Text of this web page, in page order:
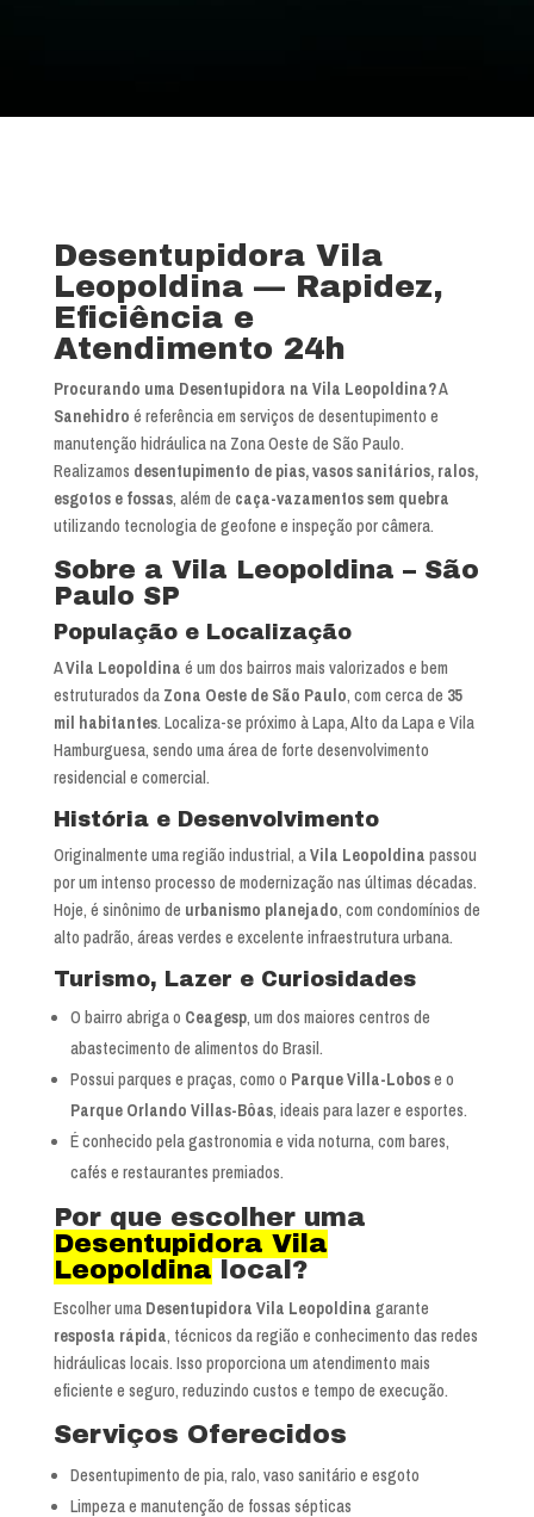
Desentupidora Vila
Leopoldina — Rapidez,
Eficiência e
Atendimento 24h
Procurando uma Desentupidora na Vila Leopoldina?A
Sanehidro é referência em serviços de desentupimento e
manutenção hidráulica na Zona Oeste de São Paulo.
Realizamos desentupimento de pias, vasos sanitários, ralos,
esgotos e fossas, além de caça-vazamentos sem quebra
utilizando tecnologia de geofone e inspeção por câmera.
Sobre a Vila Leopoldina – São
Paulo SP
População e Localização
AVila Leopoldina é um dos bairros mais valorizados e bem
estruturados da Zona Oeste de São Paulo, com cerca de 35
mil habitantes. Localiza-se próximo à Lapa, Alto da Lapa e Vila
Hamburguesa, sendo uma área de forte desenvolvimento
residencial e comercial.
História e Desenvolvimento
Originalmente uma região industrial, aVila Leopoldina passou
por um intenso processo de modernização nas últimas décadas.
Hoje, é sinônimo de urbanismo planejado, com condomínios de
alto padrão, áreas verdes e excelente infraestrutura urbana.
Turismo, Lazer e Curiosidades
O bairro abriga o Ceagesp, um dos maiores centros de
abastecimento de alimentos do Brasil.
Possui parques e praças, como o Parque Villa-Lobose o
Parque Orlando Villas-Bôas, ideais para lazer e esportes.
É conhecido pela gastronomia e vida noturna, com bares,
cafés e restaurantes premiados.
Por que escolher uma
Desentupidora Vila
Leopoldina local?
Escolher uma Desentupidora Vila Leopoldina garante
resposta rápida, técnicos da região e conhecimento das redes
hidráulicas locais. Isso proporciona um atendimento mais
eficiente e seguro, reduzindo custos e tempo de execução.
Serviços Oferecidos
Desentupimento de pia, ralo, vaso sanitário e esgoto
Limpeza e manutenção de fossas sépticas